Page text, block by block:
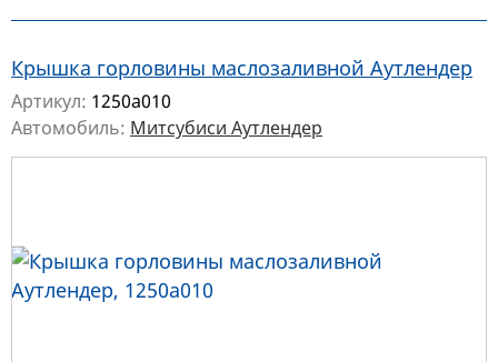
Крышка горловины маслозаливной Аутлендер
Артикул: 1250a010
Автомобиль: Митсубиси Аутлендер